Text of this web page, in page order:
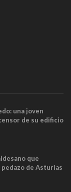
una joven
de su edificio
minutos
que
de Asturias